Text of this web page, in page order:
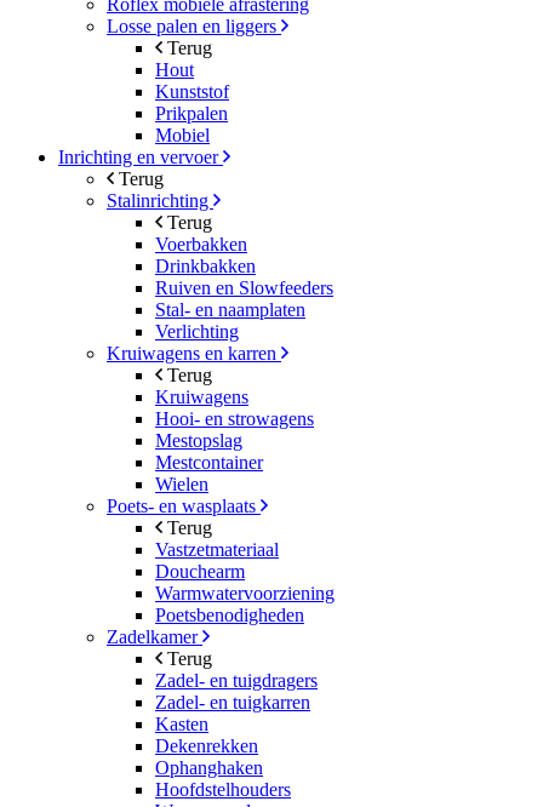
Roflex mobiele afrastering
Losse palen en liggers
Terug
Hout
Kunststof
Prikpalen
Mobiel
Inrichting en vervoer
Terug
Stalinrichting
Terug
Voerbakken
Drinkbakken
Ruiven en Slowfeeders
Stal- en naamplaten
Verlichting
Kruiwagens en karren
Terug
Kruiwagens
Hooi- en strowagens
Mestopslag
Mestcontainer
Wielen
Poets- en wasplaats
Terug
Vastzetmateriaal
Douchearm
Warmwatervoorziening
Poetsbenodigheden
Zadelkamer
Terug
Zadel- en tuigdragers
Zadel- en tuigkarren
Kasten
Dekenrekken
Ophanghaken
Hoofdstelhouders